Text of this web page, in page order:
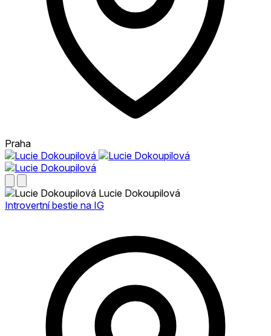
Praha
Lucie Dokoupilová
Introvertní bestie na IG